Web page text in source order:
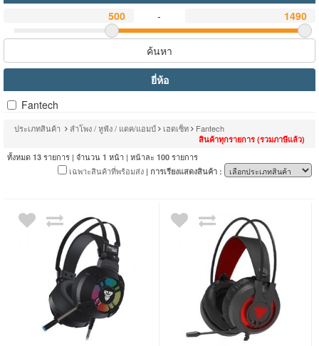
-
ค้นหา
ยี่ห้อ
Fantech
ประเภทสินค้า ลำโพง / หูฟัง / แดค/แอมป์ เฮดเซ็ท Fantech
สินค้าทุกรายการ (รวมภาษีแล้ว)
ทั้งหมด 13 รายการ | จำนวน 1 หน้า | หน้าละ 100 รายการ
เฉพาะสินค้าที่พร้อมส่ง | การเรียงแสดงสินค้า :